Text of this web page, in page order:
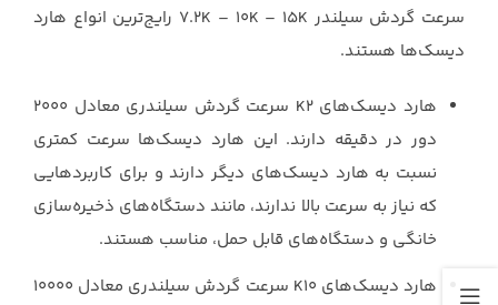
سرعت گردش سیلندر 7.2K – 10K – 15K‏ رایج‌ترین انواع هارد
دیسک‌ها هستند.‏
هارد دیسک‌های 2‏K‏ سرعت گردش سیلندری معادل 2000
دور در دقیقه دارند. این هارد ‏دیسک‌ها سرعت کمتری
نسبت به هارد دیسک‌های دیگر دارند و برای کاربردهایی
که نیاز به ‏سرعت بالا ندارند، مانند دستگاه‌های ذخیره‌سازی
خانگی و دستگاه‌های قابل حمل، مناسب ‏هستند.‏
هارد دیسک‌های 10‏K‏ سرعت گردش سیلندری معادل 10000